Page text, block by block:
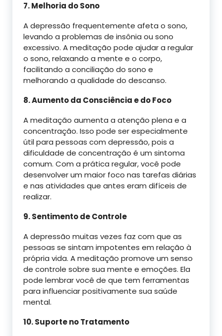
7. Melhoria do Sono
A depressão frequentemente afeta o sono,
levando a problemas de insônia ou sono
excessivo. A meditação pode ajudar a regular
o sono, relaxando a mente e o corpo,
facilitando a conciliação do sono e
melhorando a qualidade do descanso.
8. Aumento da Consciência e do Foco
A meditação aumenta a atenção plena e a
concentração. Isso pode ser especialmente
útil para pessoas com depressão, pois a
dificuldade de concentração é um sintoma
comum. Com a prática regular, você pode
desenvolver um maior foco nas tarefas diárias
e nas atividades que antes eram difíceis de
realizar.
9. Sentimento de Controle
A depressão muitas vezes faz com que as
pessoas se sintam impotentes em relação à
própria vida. A meditação promove um senso
de controle sobre sua mente e emoções. Ela
pode lembrar você de que tem ferramentas
para influenciar positivamente sua saúde
mental.
10. Suporte no Tratamento